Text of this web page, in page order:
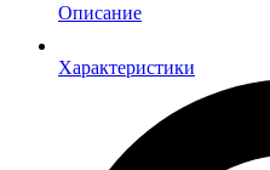
Описание
Характеристики